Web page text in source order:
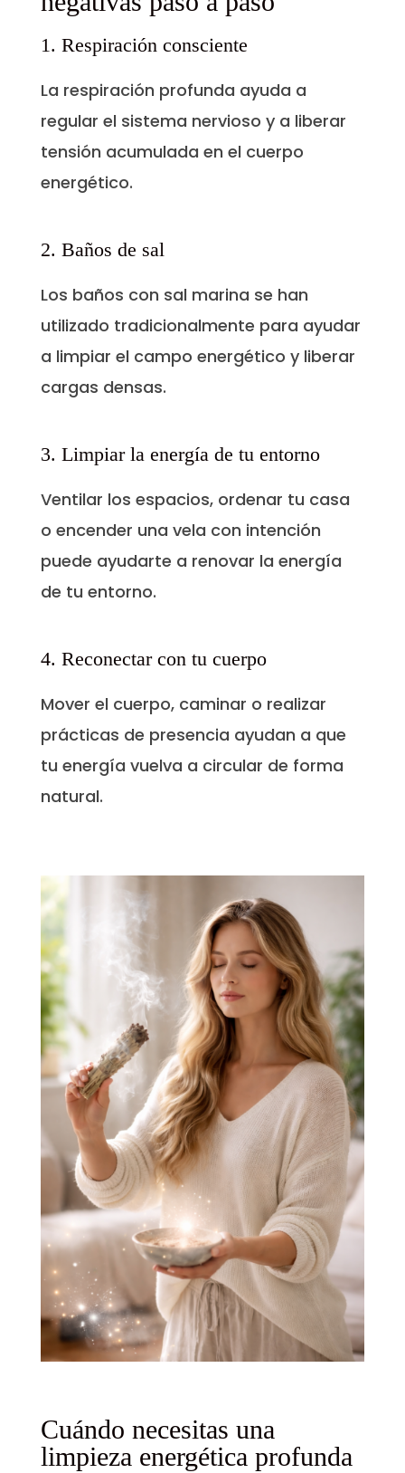
1. Respiración consciente
La respiración profunda ayuda a
regular el sistema nervioso y a liberar
tensión acumulada en el cuerpo
energético.
2. Baños de sal
Los baños con sal marina se han
utilizado tradicionalmente para ayudar
a limpiar el campo energético y liberar
cargas densas.
3. Limpiar la energía de tu entorno
Ventilar los espacios, ordenar tu casa
o encender una vela con intención
puede ayudarte a renovar la energía
de tu entorno.
4. Reconectar con tu cuerpo
Mover el cuerpo, caminar o realizar
prácticas de presencia ayudan a que
tu energía vuelva a circular de forma
natural.
Cuándo necesitas una
limpieza energética profunda